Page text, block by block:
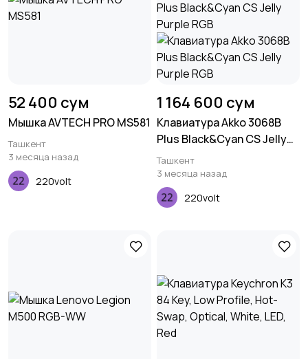
52 400 сум
Мышка AVTECH PRO MS581
Ташкент
3 месяца назад
220volt
1 164 600 сум
Клавиатура Akko 3068B
Plus Black&Cyan CS Jelly
Purple RGB
Ташкент
3 месяца назад
220volt